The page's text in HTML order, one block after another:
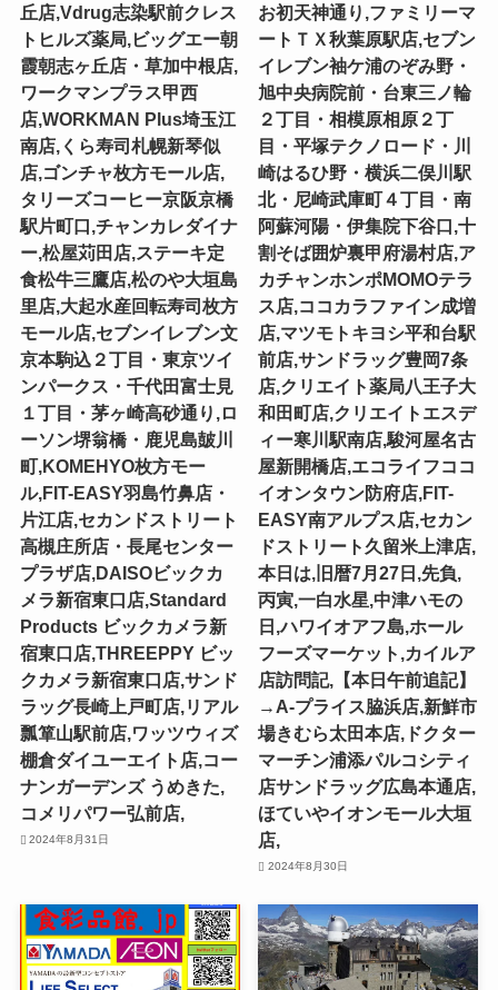
丘店,Vdrug志染駅前クレス
トヒルズ薬局,ビッグエー朝
霞朝志ヶ丘店・草加中根店,
ワークマンプラス甲西
店,WORKMAN Plus埼玉江
南店,くら寿司札幌新琴似
店,ゴンチャ枚方モール店,
タリーズコーヒー京阪京橋
駅片町口,チャンカレダイナ
ー,松屋苅田店,ステーキ定
食松牛三鷹店,松のや大垣島
里店,大起水産回転寿司枚方
モール店,セブンイレブン文
京本駒込２丁目・東京ツイ
ンパークス・千代田富士見
１丁目・茅ヶ崎高砂通り,ロ
ーソン堺翁橋・鹿児島皷川
町,KOMEHYO枚方モー
ル,FIT-EASY羽島竹鼻店・
片江店,セカンドストリート
高槻庄所店・長尾センター
プラザ店,DAISOビックカ
メラ新宿東口店,Standard
Products ビックカメラ新
宿東口店,THREEPPY ビッ
クカメラ新宿東口店,サンド
ラッグ長崎上戸町店,リアル
瓢箪山駅前店,ワッツウィズ
棚倉ダイユーエイト店,コー
ナンガーデンズ うめきた,
コメリパワー弘前店,
2024年8月31日
お初天神通り,ファミリーマ
ートＴＸ秋葉原駅店,セブン
イレブン袖ケ浦のぞみ野・
旭中央病院前・台東三ノ輪
２丁目・相模原相原２丁
目・平塚テクノロード・川
崎はるひ野・横浜二俣川駅
北・尼崎武庫町４丁目・南
阿蘇河陽・伊集院下谷口,十
割そば囲炉裏甲府湯村店,ア
カチャンホンポMOMOテラ
ス店,ココカラファイン成増
店,マツモトキヨシ平和台駅
前店,サンドラッグ豊岡7条
店,クリエイト薬局八王子大
和田町店,クリエイトエスデ
ィー寒川駅南店,駿河屋名古
屋新開橋店,エコライフココ
イオンタウン防府店,FIT-
EASY南アルプス店,セカン
ドストリート久留米上津店,
本日は,旧暦7月27日,先負,
丙寅,一白水星,中津ハモの
日,ハワイオアフ島,ホール
フーズマーケット,カイルア
店訪問記,【本日午前追記】
→A-プライス脇浜店,新鮮市
場きむら太田本店,ドクター
マーチン浦添パルコシティ
店サンドラッグ広島本通店,
ほていやイオンモール大垣
店,
2024年8月30日